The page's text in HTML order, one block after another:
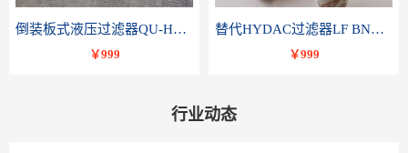
倒装板式液压过滤器QU-H250x10BDP
￥999
替代HYDAC过滤器LF BNHC 110 I C20B 1.0-A2-B3
￥999
行业动态